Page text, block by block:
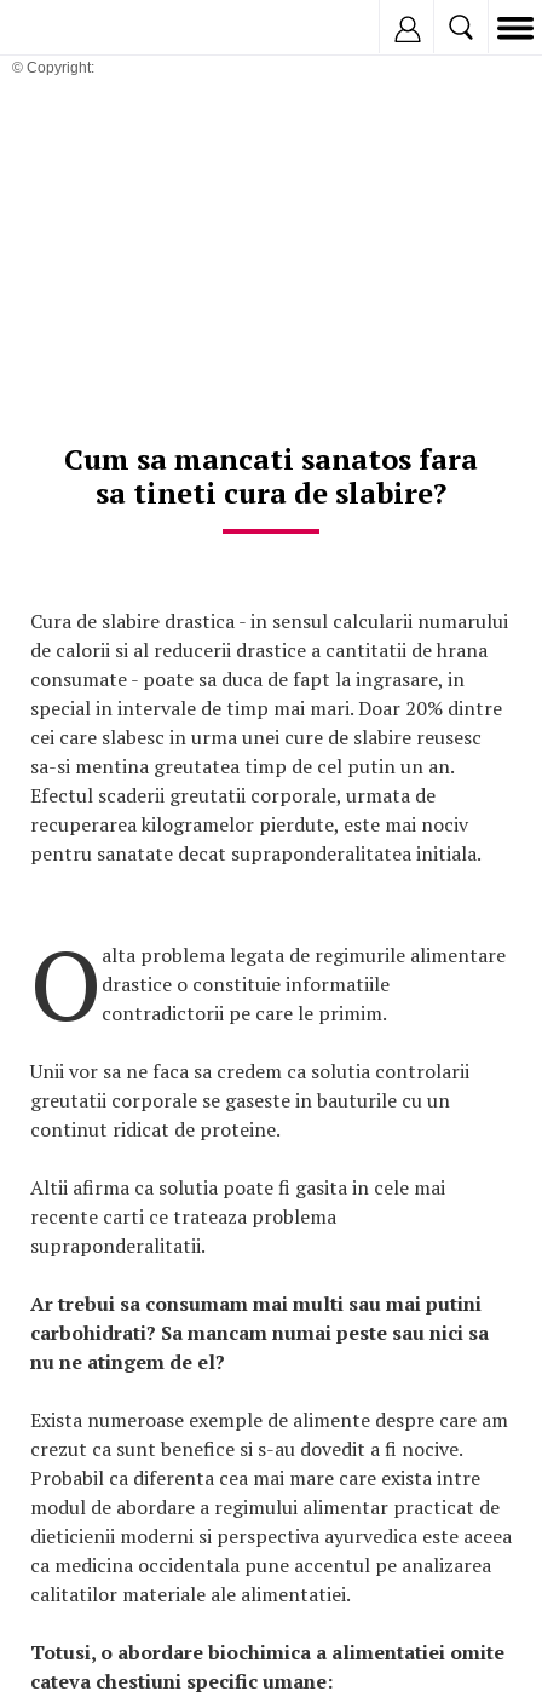
© Copyright:
Cum sa mancati sanatos fara
sa tineti cura de slabire?
Cura de slabire drastica - in sensul calcularii numarului
de calorii si al reducerii drastice a cantitatii de hrana
consumate - poate sa duca de fapt la ingrasare, in
special in intervale de timp mai mari. Doar 20% dintre
cei care slabesc in urma unei cure de slabire reusesc
sa-si mentina greutatea timp de cel putin un an.
Efectul scaderii greutatii corporale, urmata de
recuperarea kilogramelor pierdute, este mai nociv
pentru sanatate decat supraponderalitatea initiala.
O alta problema legata de regimurile alimentare
drastice o constituie informatiile
contradictorii pe care le primim.
Unii vor sa ne faca sa credem ca solutia controlarii
greutatii corporale se gaseste in bauturile cu un
continut ridicat de proteine.
Altii afirma ca solutia poate fi gasita in cele mai
recente carti ce trateaza problema
supraponderalitatii.
Ar trebui sa consumam mai multi sau mai putini
carbohidrati? Sa mancam numai peste sau nici sa
nu ne atingem de el?
Exista numeroase exemple de alimente despre care am
crezut ca sunt benefice si s-au dovedit a fi nocive.
Probabil ca diferenta cea mai mare care exista intre
modul de abordare a regimului alimentar practicat de
dieticienii moderni si perspectiva ayurvedica este aceea
ca medicina occidentala pune accentul pe analizarea
calitatilor materiale ale alimentatiei.
Totusi, o abordare biochimica a alimentatiei omite
cateva chestiuni specific umane: